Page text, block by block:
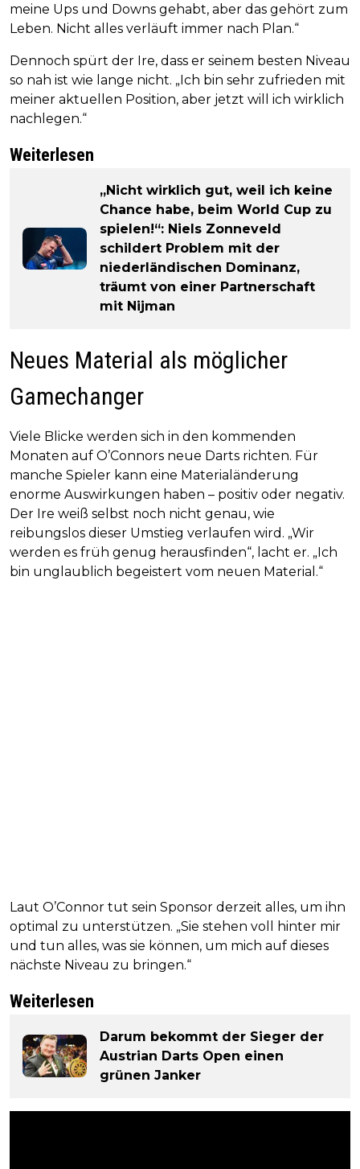
meine Ups und Downs gehabt, aber das gehört zum
Leben. Nicht alles verläuft immer nach Plan.“
Dennoch spürt der Ire, dass er seinem besten Niveau
so nah ist wie lange nicht. „Ich bin sehr zufrieden mit
meiner aktuellen Position, aber jetzt will ich wirklich
nachlegen.“
Weiterlesen
„Nicht wirklich gut, weil ich keine
Chance habe, beim World Cup zu
spielen!“: Niels Zonneveld
schildert Problem mit der
niederländischen Dominanz,
träumt von einer Partnerschaft
mit Nijman
Neues Material als möglicher
Gamechanger
Viele Blicke werden sich in den kommenden
Monaten auf O’Connors neue Darts richten. Für
manche Spieler kann eine Materialänderung
enorme Auswirkungen haben – positiv oder negativ.
Der Ire weiß selbst noch nicht genau, wie
reibungslos dieser Umstieg verlaufen wird. „Wir
werden es früh genug herausfinden“, lacht er. „Ich
bin unglaublich begeistert vom neuen Material.“
Laut O’Connor tut sein Sponsor derzeit alles, um ihn
optimal zu unterstützen. „Sie stehen voll hinter mir
und tun alles, was sie können, um mich auf dieses
nächste Niveau zu bringen.“
Weiterlesen
Darum bekommt der Sieger der
Austrian Darts Open einen
grünen Janker